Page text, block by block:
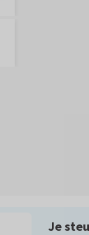
Je